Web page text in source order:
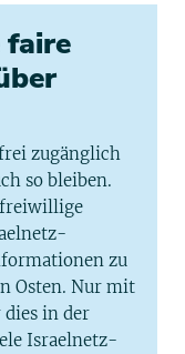
faire
zugänglich
so bleiben.
zu
Osten. Nur mit
in der
Israelnetz-